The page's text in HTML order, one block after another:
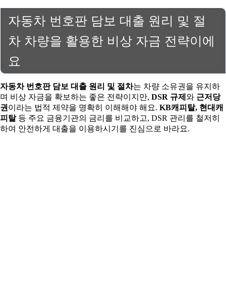
자동차 번호판 담보 대출 원리 및 절
차 차량을 활용한 비상 자금 전략이에
요
자동차 번호판 담보 대출 원리 및 절차는 차량 소유권을 유지하
며 비상 자금을 확보하는 좋은 전략이지만, DSR 규제 와 근저당
권 이라는 법적 제약을 명확히 이해해야 해요. KB캐피탈, 현대캐
피탈등 주요 금융기관의 금리를 비교하고, DSR 관리를 철저히
하여 안전하게 대출을 이용하시기를 진심으로 바라요.